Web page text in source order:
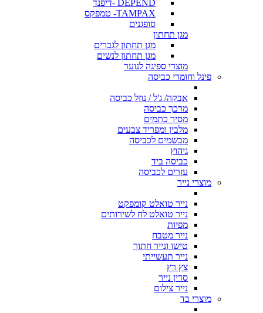
DEPEND -דיפנד
TAMPAX- טמפקס
סופגנים
מגן תחתון
מגן תחתון לגברים
מגן תחתון לנשים
מוצרי ספיגה לנוער
פינל וחומרי כביסה
אבקה/ ג'ל / נוזל כביסה
מרכך כביסה
מסיר כתמים
מלבין ומפריד צבעים
מבשמים לכביסה
גיהוץ
כביסה ביד
עזרים לכביסה
מוצרי נייר
נייר טואלט קומפקט
נייר טואלט לח לשירותים
מפיות
נייר מטבח
טישו ונייר חתוך
נייר תעשייתי
צץ רץ
סדין נייר
נייר צילום
מוצרי בד